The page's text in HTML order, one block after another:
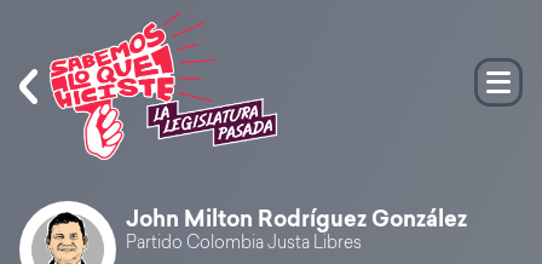
John Milton Rodríguez González
Partido Colombia Justa Libres